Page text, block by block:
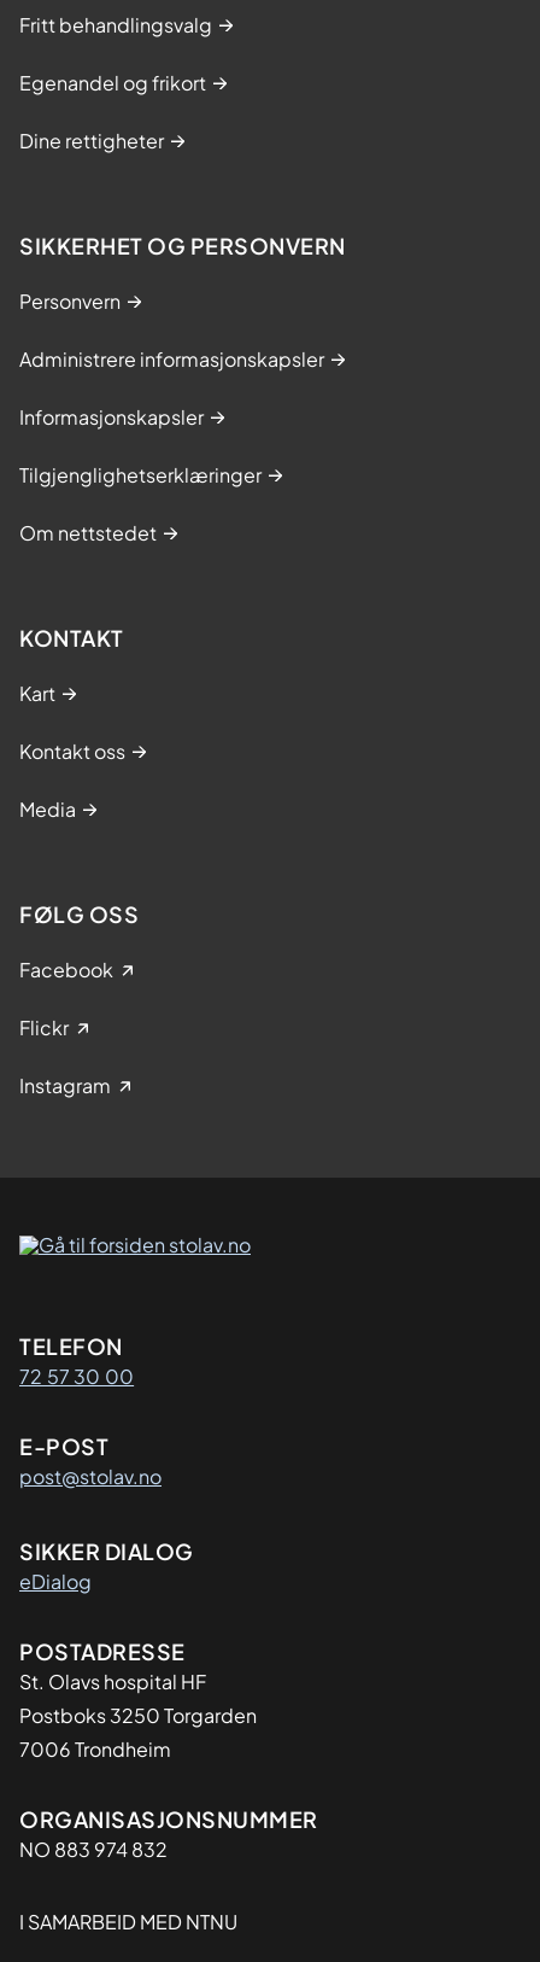
Fritt behandlingsvalg
Egenandel og frikort
Dine rettigheter
SIKKERHET OG PERSONVERN
Personvern
Administrere informasjonskapsler
Informasjonskapsler
Tilgjenglighetserklæringer
Om nettstedet
KONTAKT
Kart
Kontakt oss
Media
FØLG OSS
Facebook
Flickr
Instagram
Kontaktinformasjon
TELEFON
72 57 30 00
E-POST
post@stolav.no
SIKKER DIALOG
eDialog
Adresse
POSTADRESSE
St. Olavs hospital HF
Postboks 3250 Torgarden
7006 Trondheim
Organisasjon
ORGANISASJONSNUMMER
NO 883 974 832
I SAMARBEID MED NTNU